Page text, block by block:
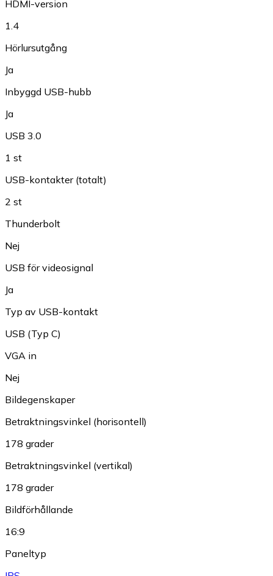
HDMI-version
1.4
Hörlursutgång
Ja
Inbyggd USB-hubb
Ja
USB 3.0
1 st
USB-kontakter (totalt)
2 st
Thunderbolt
Nej
USB för videosignal
Ja
Typ av USB-kontakt
USB (Typ C)
VGA in
Nej
Bildegenskaper
Betraktningsvinkel (horisontell)
178 grader
Betraktningsvinkel (vertikal)
178 grader
Bildförhållande
16:9
Paneltyp